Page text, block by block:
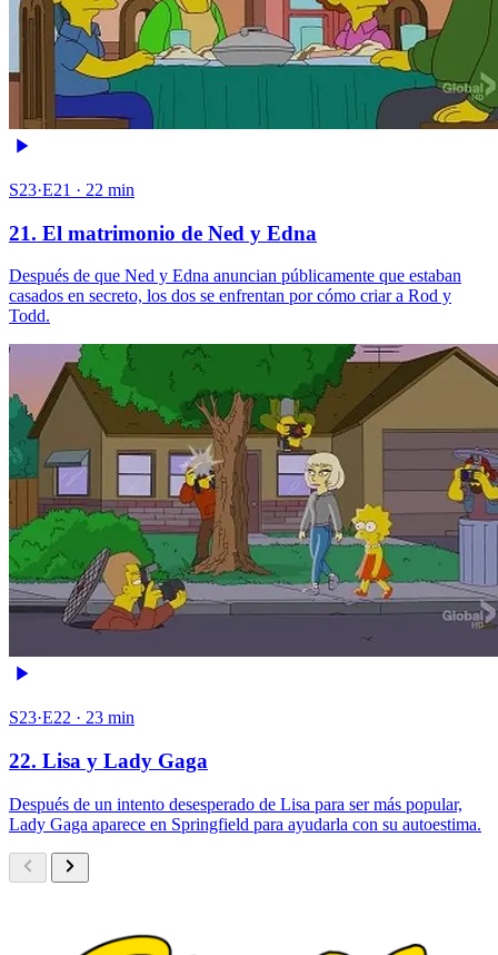
S23·E21 · 22 min
21. El matrimonio de Ned y Edna
Después de que Ned y Edna anuncian públicamente que estaban
casados en secreto, los dos se enfrentan por cómo criar a Rod y
Todd.
S23·E22 · 23 min
22. Lisa y Lady Gaga
Después de un intento desesperado de Lisa para ser más popular,
Lady Gaga aparece en Springfield para ayudarla con su autoestima.